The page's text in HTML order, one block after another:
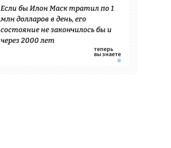
Если бы Илон Маск тратил по 1
млн долларов в день, его
состояние не закончилось бы и
через 2000 лет